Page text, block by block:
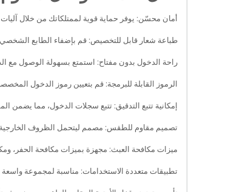
أمان محسّن: يوفر حماية قوية لممتلكاتك من خلال آليات
طباعة شعار قابل للتخصيص: قم بإضفاء الطابع الشخصي
راحة الدخول بدون مفتاح: استمتع بسهولة الوصول مع
الرموز القابلة للبرمجة: قم بتعيين رموز الدخول
إمكانية تتبع التدقيق: تتبع سجلات الدخول، مما يضمن
تصميم مقاوم للطقس: مصمم ليتحمل الظروف الخارجية،
ميزات مكافحة العبث: مجهزة بميزات مكافحة الحفر،
تطبيقات متعددة الاستخدامات: مناسبة لمجموعة واسعة